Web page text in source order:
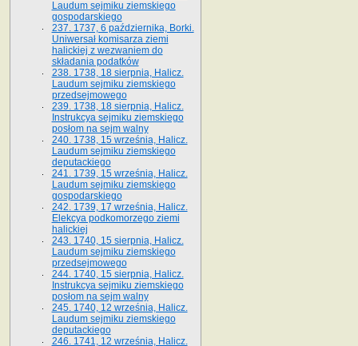
Laudum sejmiku ziemskiego
gospodarskiego
237. 1737, 6 października, Borki.
Uniwersał komisarza ziemi
halickiej z wezwaniem do
składania podatków
238. 1738, 18 sierpnia, Halicz.
Laudum sejmiku ziemskiego
przedsejmowego
239. 1738, 18 sierpnia, Halicz.
Instrukcya sejmiku ziemskiego
posłom na sejm walny
240. 1738, 15 września, Halicz.
Laudum sejmiku ziemskiego
deputackiego
241. 1739, 15 września, Halicz.
Laudum sejmiku ziemskiego
gospodarskiego
242. 1739, 17 września, Halicz.
Elekcya podkomorzego ziemi
halickiej
243. 1740, 15 sierpnia, Halicz.
Laudum sejmiku ziemskiego
przedsejmowego
244. 1740, 15 sierpnia, Halicz.
Instrukcya sejmiku ziemskiego
posłom na sejm walny
245. 1740, 12 września, Halicz.
Laudum sejmiku ziemskiego
deputackiego
246. 1741, 12 września, Halicz.